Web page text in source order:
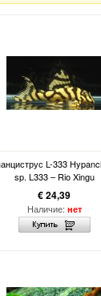
L-333
sp. L333 – Rio Xingu
€ 24,39
Наличие: нет